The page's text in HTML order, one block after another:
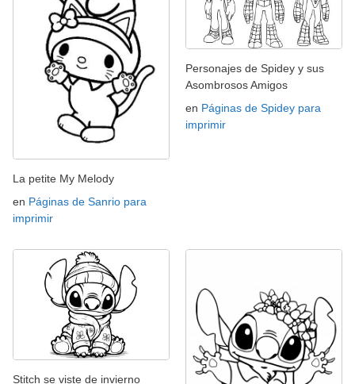
La petite My Melody
en Páginas de Sanrio para
imprimir
Personajes de Spidey y sus
Asombrosos Amigos
en Páginas de Spidey para
imprimir
Stitch se viste de invierno